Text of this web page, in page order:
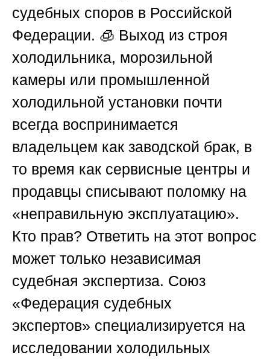
судебных споров в Российской
Федерации. 🧊 Выход из строя
холодильника, морозильной
камеры или промышленной
холодильной установки почти
всегда воспринимается
владельцем как заводской брак, в
то время как сервисные центры и
продавцы списывают поломку на
«неправильную эксплуатацию».
Кто прав? Ответить на этот вопрос
может только независимая
судебная экспертиза. Союз
«Федерация судебных
экспертов» специализируется на
исследовании холодильных